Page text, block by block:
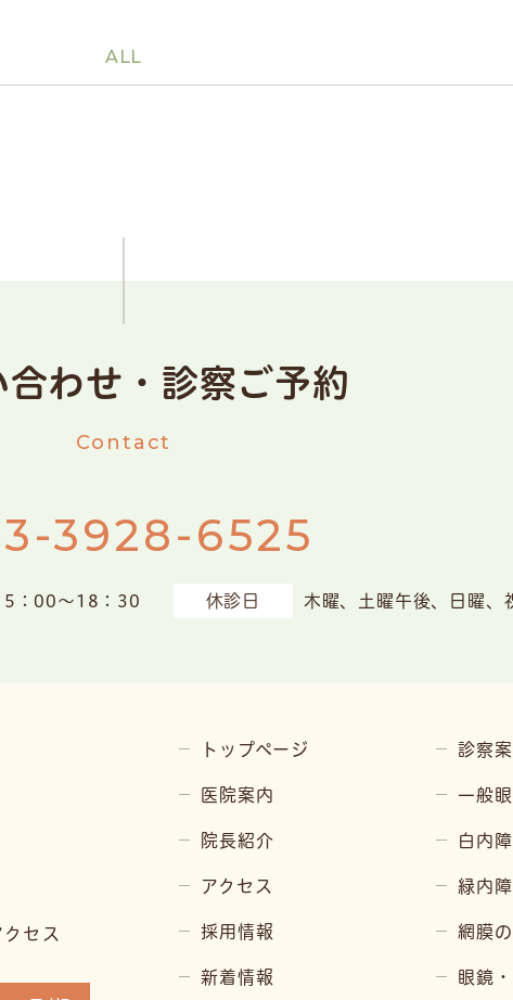
ALL
わせ・ 診察ご予約
Contact
3928-6525
：00～18：30 休診日 木曜、土曜午後、日曜、
クセス
トップページ
医院案内
院長紹介
アクセス
採用情報
新着情報
診察
一般
白内障
緑内障
網膜
眼鏡